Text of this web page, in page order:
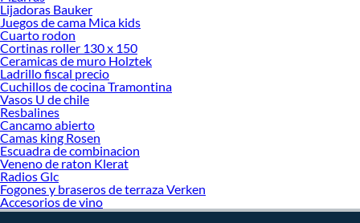
Lijadoras Bauker
Juegos de cama Mica kids
Cuarto rodon
Cortinas roller 130 x 150
Ceramicas de muro Holztek
Ladrillo fiscal precio
Cuchillos de cocina Tramontina
Vasos U de chile
Resbalines
Cancamo abierto
Camas king Rosen
Escuadra de combinacion
Veneno de raton Klerat
Radios Glc
Fogones y braseros de terraza Verken
Accesorios de vino